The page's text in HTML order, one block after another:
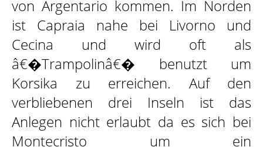
von Argentario kommen. Im Norden
ist Capraia nahe bei Livorno und
Cecina und wird oft als
â€�Trampolinâ€� benutzt um
Korsika zu erreichen. Auf den
verbliebenen drei Inseln ist das
Anlegen nicht erlaubt da es sich bei
Montecristo um ein